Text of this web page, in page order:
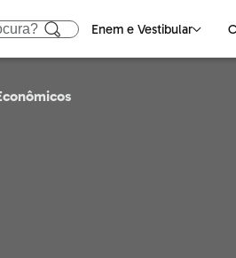
Enem e Vestibular
e Resultados
CIÊNCIAS HUMANAS